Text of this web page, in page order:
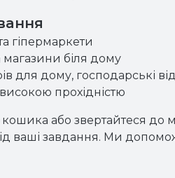
гіпермаркети
магазини біля дому
для дому, господарські
прохідністю
або звертайтеся до
ваші завдання. Ми